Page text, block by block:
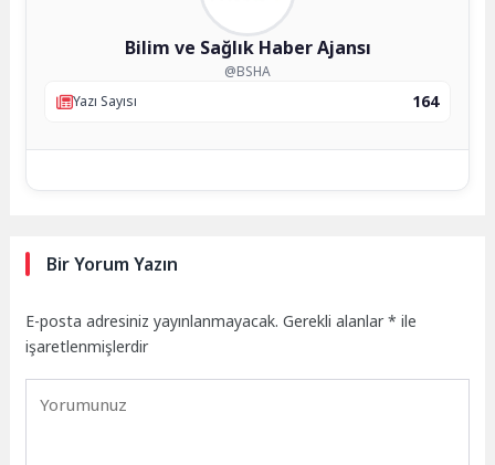
Bilim ve Sağlık Haber Ajansı
@BSHA
Yazı Sayısı
164
Bir Yorum Yazın
E-posta adresiniz yayınlanmayacak. Gerekli alanlar* ile
işaretlenmişlerdir